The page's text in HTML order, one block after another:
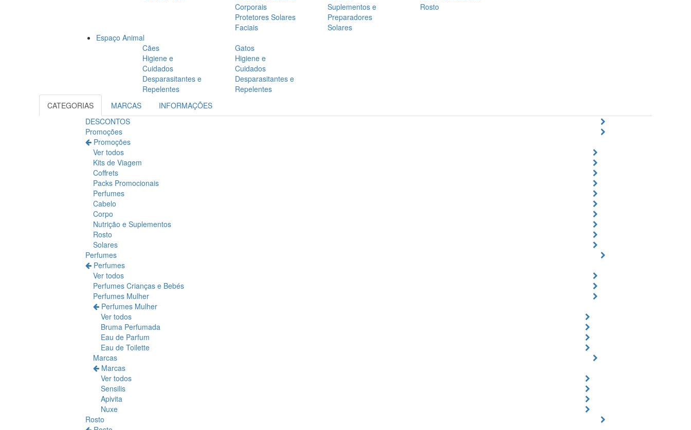
Corporais
Protetores Solares
Faciais
Suplementos e
Preparadores
Solares
Rosto
Espaço Animal
Cães
Higiene e
Cuidados
Desparasitantes e
Repelentes
Gatos
Higiene e
Cuidados
Desparasitantes e
Repelentes
CATEGORIAS
MARCAS
INFORMAÇÕES
DESCONTOS
Promoções
Promoções
Ver todos
Kits de Viagem
Coffrets
Packs Promocionais
Perfumes
Cabelo
Corpo
Nutrição e Suplementos
Rosto
Solares
Perfumes
Perfumes
Ver todos
Perfumes Crianças e Bebés
Perfumes Mulher
Perfumes Mulher
Ver todos
Bruma Perfumada
Eau de Parfum
Eau de Toilette
Marcas
Marcas
Ver todos
Sensilis
Apivita
Nuxe
Rosto